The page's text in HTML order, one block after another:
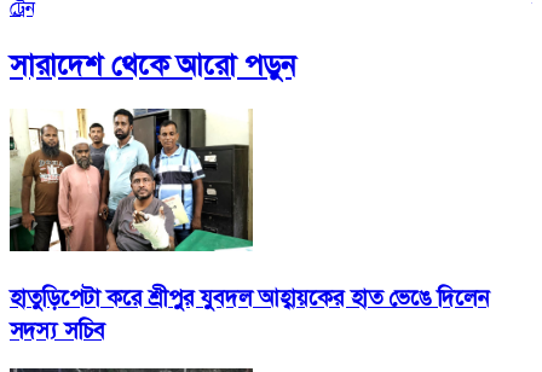
ট্রেন
সারাদেশথেকে আরো পড়ুন
হাতুড়িপেটা করে শ্রীপুর যুবদল আহ্বায়কের হাত ভেঙে দিলেন
সদস্য সচিব